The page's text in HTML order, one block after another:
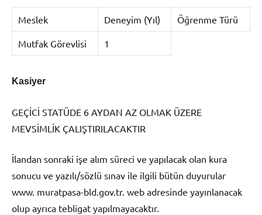
Meslek Deneyim (Yıl) Öğrenme Türü
Mutfak Görevlisi 1
Kasiyer
GEÇİCİ STATÜDE 6 AYDAN AZ OLMAK ÜZERE
MEVSİMLİK ÇALIŞTIRILACAKTIR
İlandan sonraki işe alım süreci ve yapılacak olan kura
sonucu ve yazılı/sözlü sınav ile ilgili bütün duyurular
www. muratpasa-bld.gov.tr. web adresinde yayınlanacak
olup ayrıca tebligat yapılmayacaktır.